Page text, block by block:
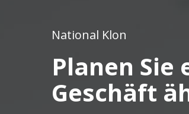
National Klon
Planen Sie
Geschäft